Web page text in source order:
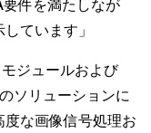
件を満たしなが
ています」
ジュールおよび
ソリューションに
な画像信号処理お